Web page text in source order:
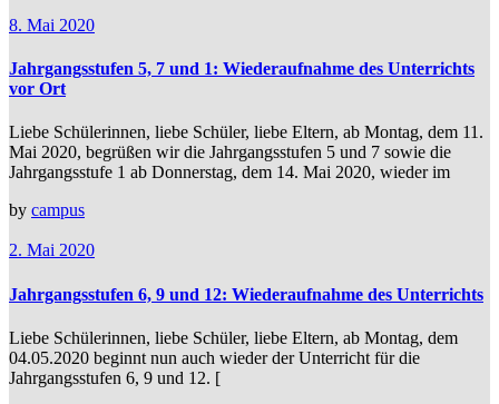
8. Mai 2020
Jahrgangsstufen 5, 7 und 1: Wiederaufnahme des Unterrichts
vor Ort
Liebe Schülerinnen, liebe Schüler, liebe Eltern, ab Montag, dem 11.
Mai 2020, begrüßen wir die Jahrgangsstufen 5 und 7 sowie die
Jahrgangsstufe 1 ab Donnerstag, dem 14. Mai 2020, wieder im
by campus
2. Mai 2020
Jahrgangsstufen 6, 9 und 12: Wiederaufnahme des Unterrichts
Liebe Schülerinnen, liebe Schüler, liebe Eltern, ab Montag, dem
04.05.2020 beginnt nun auch wieder der Unterricht für die
Jahrgangsstufen 6, 9 und 12. [